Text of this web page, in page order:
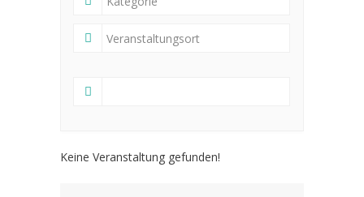
Keine Veranstaltung gefunden!